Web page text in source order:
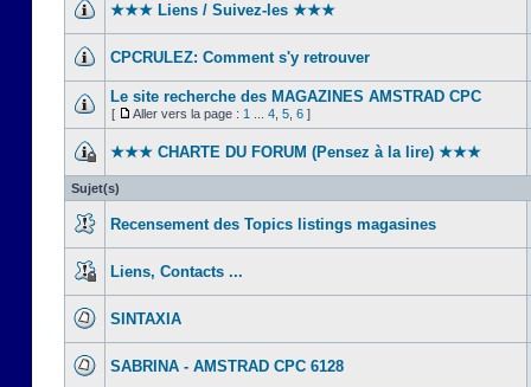
★★★ Liens / Suivez-les ★★★
CPCRULEZ: Comment s'y retrouver‎
Le site recherche des MAGAZINES AMSTRAD CPC
[ Aller vers la page : 1 4 5 6 ]
★★★ CHARTE DU FORUM (Pensez à la lire) ★★★
Sujet(s)
Recensement des Topics listings magasines
Liens, Contacts ...
SINTAXIA
SABRINA - AMSTRAD CPC 6128